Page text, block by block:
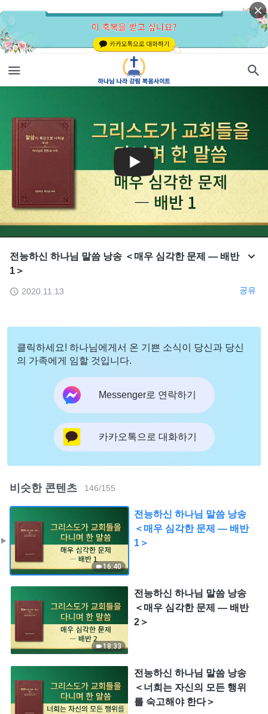
전능하신 하나님 말씀 낭송 ＜매우 심각한 문제 ― 배반
1＞
2020.11.13 공유
클릭하세요! 하나님에게서 온 기쁜 소식이 당신과 당신
의 가족에게 임할 것입니다.
Messenger로 연락하기
카카오톡으로 대화하기
비슷한 콘텐츠 146/155
16:40
전능하신 하나님 말씀 낭송
＜매우 심각한 문제 ― 배반
1＞
18:33
전능하신 하나님 말씀 낭송
＜매우 심각한 문제 ― 배반
2＞
전능하신 하나님 말씀 낭송
＜너희는 자신의 모든 행위
를 숙고해야 한다＞